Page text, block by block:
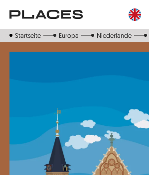
zum
Inhalt
Startseite Europa Niederlande